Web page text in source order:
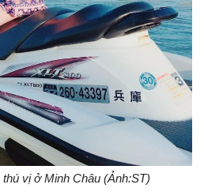
vị ở Minh Châu (Ảnh:ST)